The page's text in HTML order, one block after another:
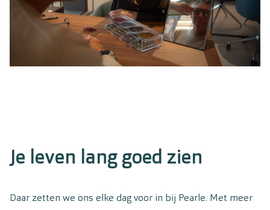
Je leven lang goed zien
Daar zetten we ons elke dag voor in bij Pearle. Met meer